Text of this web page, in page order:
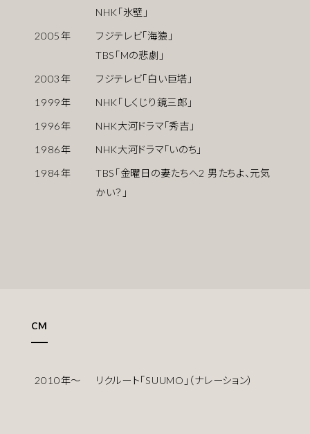
NHK「氷壁」
2005年
フジテレビ「海猿」
TBS「Mの悲劇」
2003年
フジテレビ「白い巨塔」
1999年
NHK「しくじり鏡三郎」
1996年
NHK大河ドラマ「秀吉」
1986年
NHK大河ドラマ「いのち」
1984年
TBS「金曜日の妻たちへ2 男たちよ、元気
かい？」
CM
2010年〜 リクルート「SUUMO」（ナレーション）